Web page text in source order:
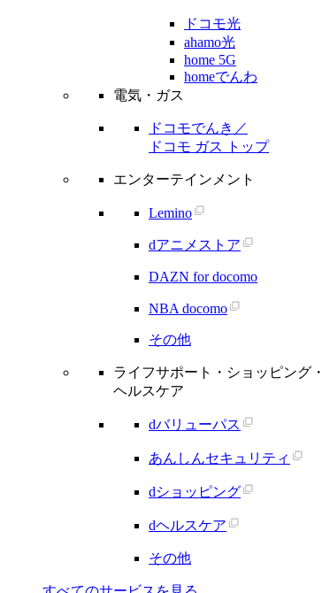
ドコモ光
ahamo光
home 5G
homeでんわ
電気・ガス
ドコモでんき／
ドコモ ガス トップ
エンターテインメント
Lemino
dアニメストア
DAZN for docomo
NBA docomo
その他
ライフサポート・ショッピング・
ヘルスケア
dバリューパス
あんしんセキュリティ
dショッピング
dヘルスケア
その他